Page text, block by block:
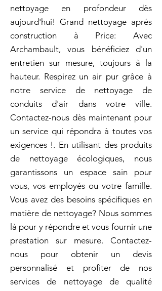
nettoyage en profondeur dès
aujourd'hui! Grand nettoyage aprés
construction à Price: Avec
Archambault, vous bénéficiez d'un
entretien sur mesure, toujours à la
hauteur. Respirez un air pur grâce à
notre service de nettoyage de
conduits d'air dans votre ville.
Contactez-nous dès maintenant pour
un service qui répondra à toutes vos
exigences !. En utilisant des produits
de nettoyage écologiques, nous
garantissons un espace sain pour
vous, vos employés ou votre famille.
Vous avez des besoins spécifiques en
matière de nettoyage? Nous sommes
là pour y répondre et vous fournir une
prestation sur mesure. Contactez-
nous pour obtenir un devis
personnalisé et profiter de nos
services de nettoyage de qualité